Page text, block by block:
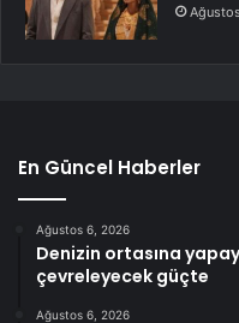
En Güncel Haberler
Ağustos 6, 2026
Denizin ortasına
çevreleyecek güçte
Ağustos 6, 2026